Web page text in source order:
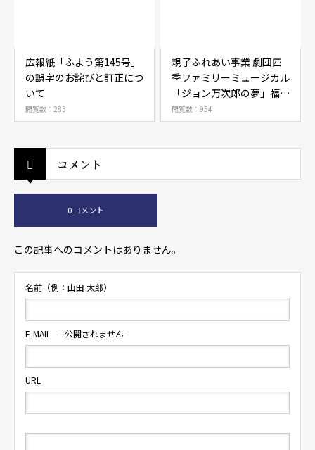
広報紙「ふよう第145号」
の誤字のお詫びと訂正につ
いて
閲覧数：283
親子ふれあい事業 劇団四
季ファミリーミュージカル
「ジョン万次郎の夢」福岡
公演 親子ペア200組ご招待
の抽選結果のご連絡につい
閲覧数：954
コメント
0 コメント
この記事へのコメントはありません。
名前（例：山田 太郎）
E-MAIL - 公開されません -
URL